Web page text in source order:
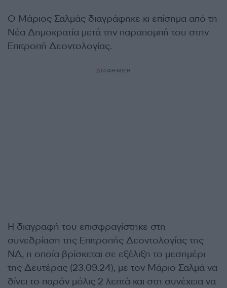
Ο Μάριος Σαλμάς διαγράφηκε κι επίσημα από τη
Νέα Δημοκρατία μετά την παραπομπή του στην
Επιτροπή Δεοντολογίας.
ΔΙΑΦΗΜΙΣΗ
Η διαγραφή του επισφραγίστηκε στη
συνεδρίαση της Επιτροπής Δεοντολογίας της
ΝΔ, η οποία βρίσκεται σε εξέλιξη το μεσημέρι
της Δευτέρας (23.09.24), με τον Μάριο Σαλμά να
δίνει το παρόν μόλις 2 λεπτά και στη συνέχεια να